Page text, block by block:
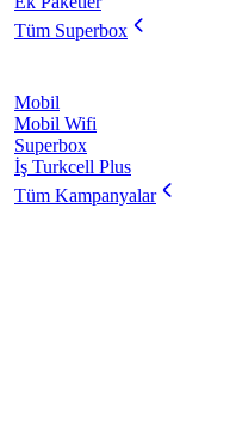
Tüm Superbox
Mobil
Mobil Wifi
Superbox
İş Turkcell Plus
Tüm Kampanyalar